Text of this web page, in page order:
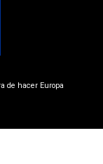
de hacer Europa